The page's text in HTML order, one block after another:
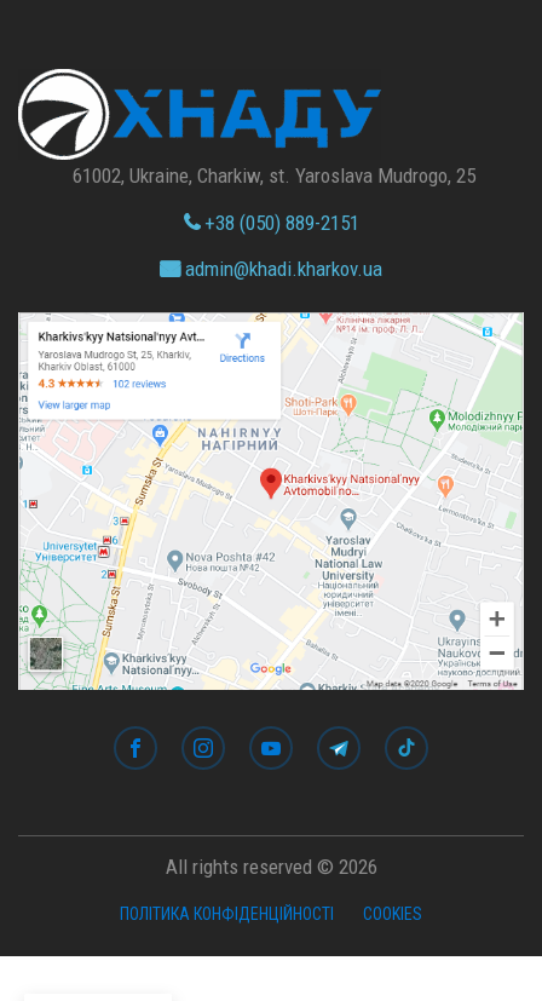
61002, Ukraine, Charkiw, st. Yaroslava Mudrogo, 25
+38 (050) 889-2151
admin@khadi.kharkov.ua
All rights reserved © 2026
ПОЛІТИКА КОНФІДЕНЦІЙНОСТІ COOKIES